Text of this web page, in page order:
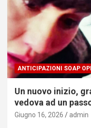
ANTICIPAZIONI SOAP
Un nuovo inizio,
vedova ad un
Giugno 16, 2026 admin